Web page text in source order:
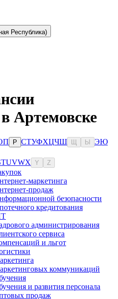
Республика)
Артемовске
П Р СТУФХЦЧШ Ы ЭЮ
TUVWX Y Z
маркетинга
продаж
безопасности
кредитования
администрирования
сервиса
и льгот
коммуникаций
и развития персонала
продаж